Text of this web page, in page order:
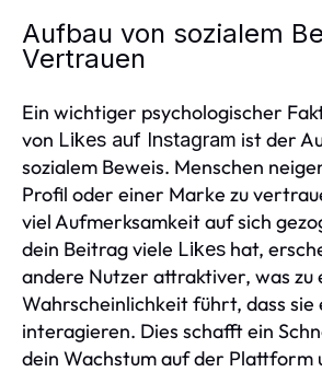
Aufbau von sozialem
Vertrauen
Ein wichtiger psychologischer
von Likes auf Instagram ist der
sozialem Beweis. Menschen
Profil oder einer Marke zu
viel Aufmerksamkeit auf sich
dein Beitrag viele Likes hat,
andere Nutzer attraktiver, was zu
Wahrscheinlichkeit führt, dass
interagieren. Dies schafft ein
dein Wachstum auf der Plattform